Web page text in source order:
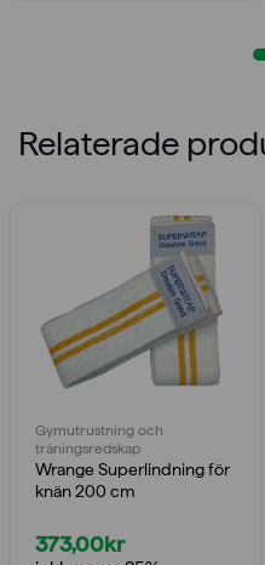
Relaterade
Gymutrustning och
träningsredskap
Wrange Superlindning för
knän 200 cm
373,00kr